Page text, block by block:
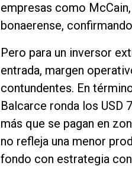
empresas como
bonaerense,
Pero para un inversor
entrada, margen
contundentes. En
Balcarce ronda los USD
más que se pagan en
no refleja una menor
fondo con estrategia